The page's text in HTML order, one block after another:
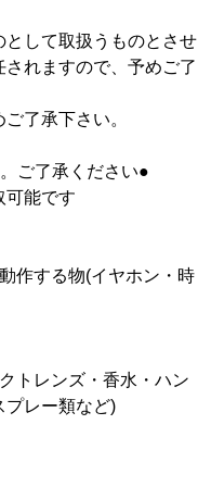
して取扱うものとさせ
れますので、予めご了
了承下さい。
ご了承ください●
可能です
作する物(イヤホン・時
トレンズ・香水・ハン
プレー類など)